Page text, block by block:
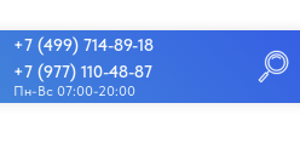
Пн-Вс 07:00-20:00
+7 (499) 714-89-18
+7 (977) 110-48-87